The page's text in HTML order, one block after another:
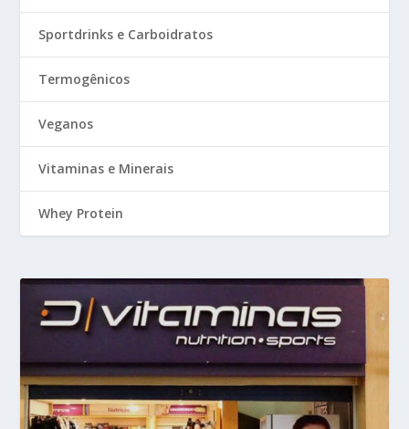
Sportdrinks e Carboidratos
Termogênicos
Veganos
Vitaminas e Minerais
Whey Protein